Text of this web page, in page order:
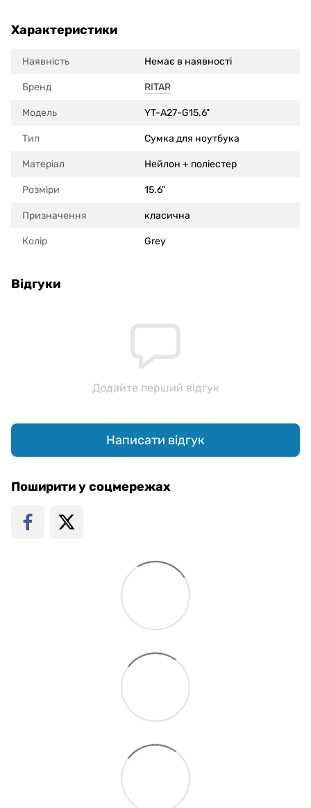
Характеристики
Наявність Немає в наявності
Бренд RITAR
Модель YT-A27-G15.6"
Тип Сумка для ноутбука
Матеріал Нейлон + поліестер
Розміри 15.6"
Призначення класична
Колір Grey
Відгуки
Додайте перший відгук
Написати відгук
Поширити у соцмережах